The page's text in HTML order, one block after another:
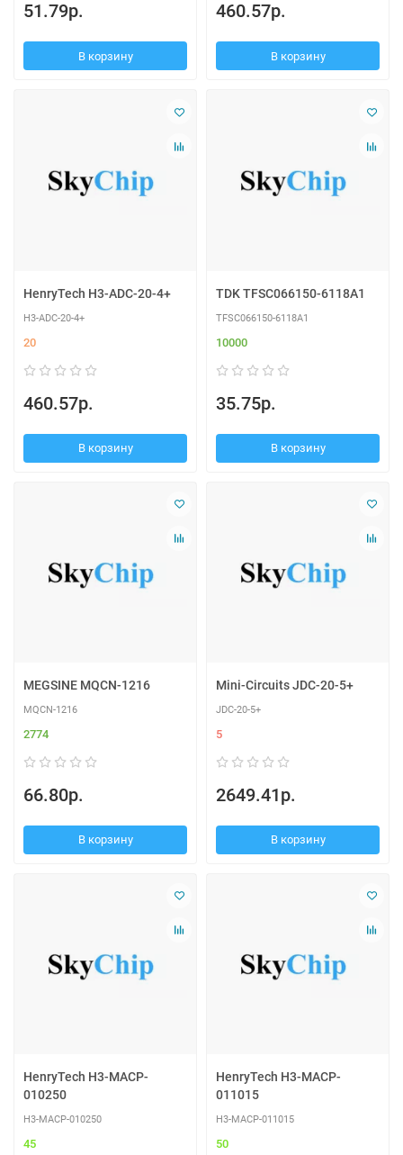
51.79р.
В корзину
460.57р.
В корзину
HenryTech H3-ADC-20-4+
H3-ADC-20-4+
20
460.57р.
В корзину
TDK TFSC066150-6118A1
TFSC066150-6118A1
10000
35.75р.
В корзину
MEGSINE MQCN-1216
MQCN-1216
2774
66.80р.
В корзину
Mini-Circuits JDC-20-5+
JDC-20-5+
5
2649.41р.
В корзину
HenryTech H3-MACP-
010250
H3-MACP-010250
45
HenryTech H3-MACP-
011015
H3-MACP-011015
50